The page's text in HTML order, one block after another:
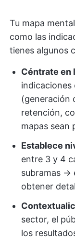
Tu mapa
como las
tienes algunos
Céntrate en
indicaciones
(generación
retención,
mapas sean
Establece
entre 3 y 4
subramas →
obtener
sector, el
los